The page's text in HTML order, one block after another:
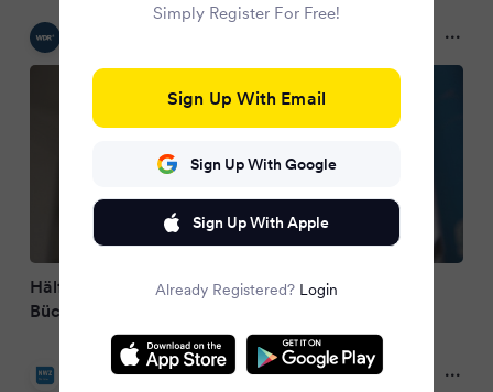
Hälfte der Deutschen liest gelegentlich digitale
Bücher
NWZonline
Simply Register For Free!
Sign Up With Email
Sign Up With Google
Sign Up With Apple
Already Registered? Login